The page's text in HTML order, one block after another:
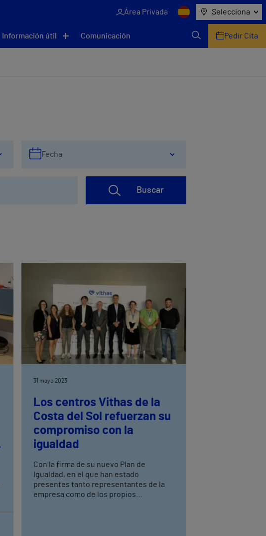
Área Privada Selecciona
Información útil Comunicación Pedir Cita
Fecha
Buscar
31 mayo 2023
Los centros Vithas de la
Costa del Sol refuerzan su
compromiso con la
igualdad
Con la firma de su nuevo Plan de
Igualdad, en el que han estado
presentes tanto representantes de la
empresa como de los propios